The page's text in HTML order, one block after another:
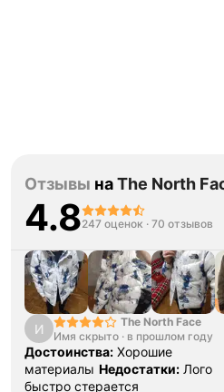
Отзывы наThe North
4.8247 оценок · 70 отзывов
И
The North Face
Имя скрыто · в прошлом году
Достоинства: Хорошие
материалы Недостатки: Лого
быстро стерается